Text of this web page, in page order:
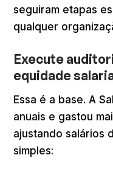
seguiram etapas
qualquer
Execute
equidade
Essa é a base. A
anuais e gastou
ajustando salários
simples: